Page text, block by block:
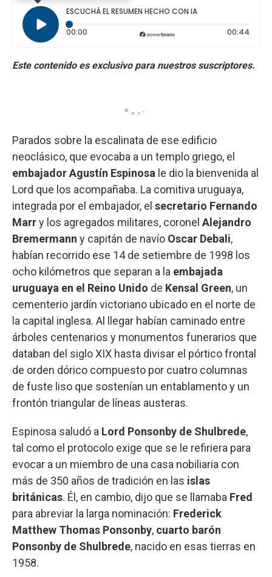
k
n
ESCUCHÁ EL RESUMEN HECHO CON IA
00:00 Tiempo transcurrido: 0 segundos 00:44
Parados sobre la escalinata de ese edificio
neoclásico, que evocaba a un templo griego, el
embajador Agustín Espinosa le dio la bienvenida al
Lord que los acompañaba. La comitiva uruguaya,
integrada por el embajador, el secretario Fernando
Marry los agregados militares, coronel Alejandro
Bremermann y capitán de navío Oscar Debali,
habían recorrido ese 14 de setiembre de 1998 los
ocho kilómetros que separan a la embajada
uruguaya en el Reino Unido de Kensal Green, un
cementerio jardín victoriano ubicado en el norte de
la capital inglesa. Al llegar habían caminado entre
árboles centenarios y monumentos funerarios que
databan del siglo XIX hasta divisar el pórtico frontal
de orden dórico compuesto por cuatro columnas
de fuste liso que sostenían un entablamento y un
frontón triangular de líneas austeras.
Espinosa saludó a Lord Ponsonby de Shulbrede,
tal como el protocolo exige que se le refiriera para
evocar a un miembro de una casa nobiliaria con
más de 350 años de tradición en las islas
británicas. Él, en cambio, dijo que se llamaba Fred
para abreviar la larga nominación: Frederick
Matthew Thomas Ponsonby, cuarto barón
Ponsonby de Shulbrede, nacido en esas tierras en
1958.